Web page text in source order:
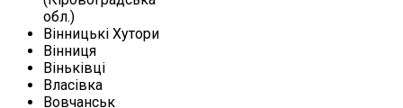
обл.)
Вінницькі Хутори
Вінниця
Віньківці
Власівка
Вовчанськ